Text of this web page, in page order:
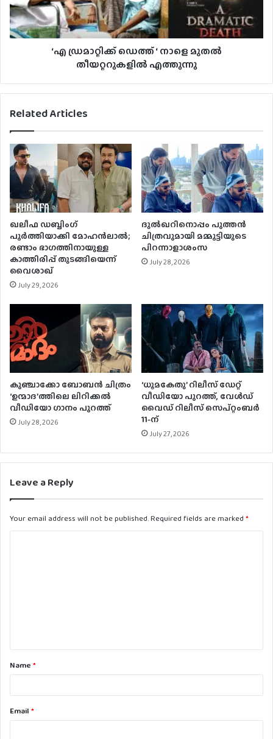
‘എ ഡ്രമാറ്റിക്ക് ഡെത്ത് ‘ നാളെ മുതൽ
തീയറ്ററുകളിൽ എത്തുന്നു
Related Articles
ഖലീഫ ഡബ്ബിംഗ്
പൂർത്തിയാക്കി മോഹൻലാൽ;
രണ്ടാം ഭാഗത്തിനായുള്ള
കാത്തിരിപ്പ് തുടങ്ങിയെന്ന്
വൈശാഖ്
July 29, 2026
ദുൽഖറിനൊപ്പം പുത്തൻ
ചിത്രവുമായി മമ്മൂട്ടിയുടെ
പിറന്നാളാശംസ
July 28, 2026
കുഞ്ചാക്കോ ബോബന്‍ ചിത്രം
‘ഉന്മാദ’ത്തിലെ ലിറിക്കല്‍
വീഡിയോ ഗാനം പുറത്ത്
July 28, 2026
‘ധൂമകേതു’ റിലീസ് ഡേറ്റ്
വീഡിയോ പുറത്ത്, വേള്‍ഡ്
വൈഡ് റിലീസ് സെപ്റ്റംബര്‍
11-ന്
July 27, 2026
Leave a Reply
Your email address will not be published.Required fields are marked *
t
*Name *
Email *